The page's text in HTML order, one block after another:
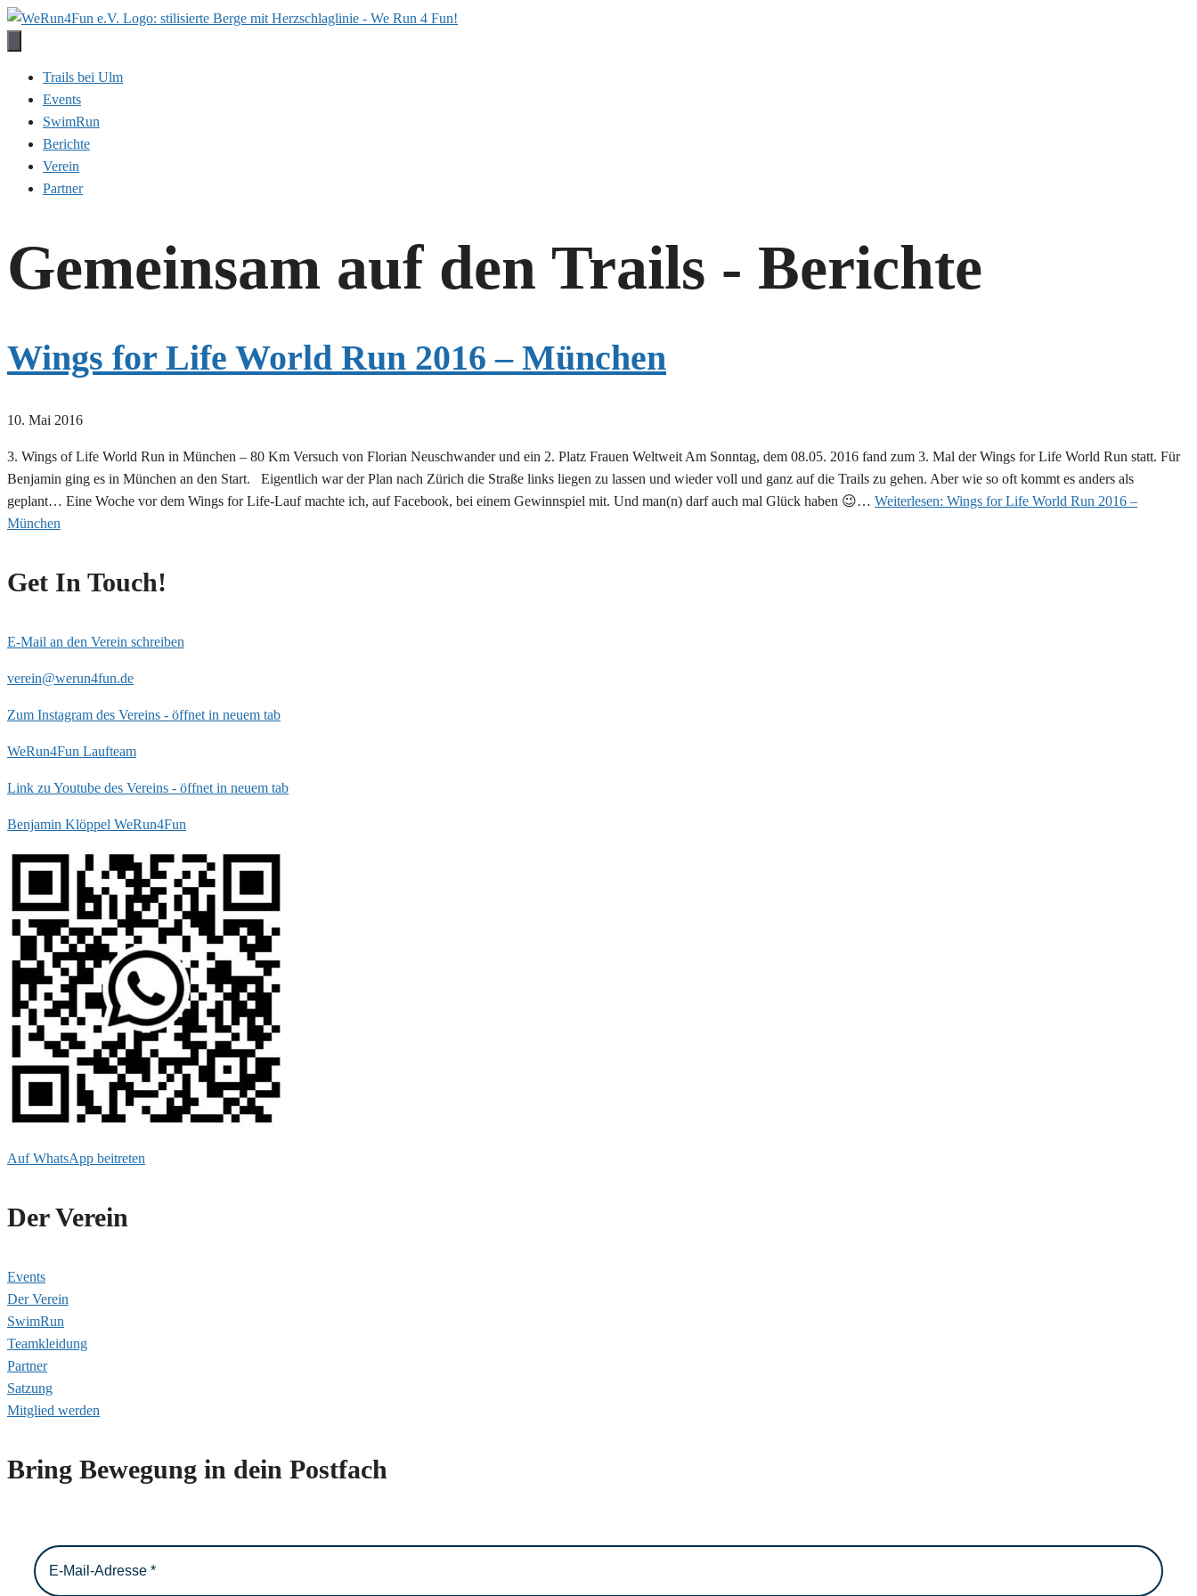
Zum
Trails bei Ulm
Events
SwimRun
Berichte
Verein
Partner
Gemeinsam auf den Trails - Berichte
Wings for Life World Run 2016 – München
10. Mai 2016
3. Wings of Life World Run in München – 80 Km Versuch von Florian Neuschwander und ein 2. Platz Frauen Weltweit Am Sonntag, dem 08.05. 2016 fand zum 3. Mal der Wings for Life World Run statt. Für
Benjamin ging es in München an den Start. Eigentlich war der Plan nach Zürich die Straße links liegen zu lassen und wieder voll und ganz auf die Trails zu gehen. Aber wie so oft kommt es anders als
geplant… Eine Woche vor dem Wings for Life-Lauf machte ich, auf Facebook, bei einem Gewinnspiel mit. Und man(n) darf auch mal Glück haben 😉… Weiterlesen: Wings for Life World Run 2016 –
München
Get In Touch!
E-Mail an den Verein schreiben
verein@werun4fun.de
Zum Instagram des Vereins - öffnet in neuem tab
WeRun4Fun Laufteam
Link zu Youtube des Vereins - öffnet in neuem tab
Benjamin Klöppel WeRun4Fun
Auf WhatsApp beitreten
Der Verein
Events
Der Verein
SwimRun
Teamkleidung
Partner
Satzung
Mitglied werden
Bring Bewegung in dein Postfach